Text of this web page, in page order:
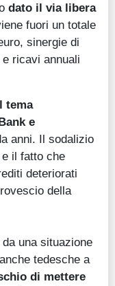
dato il via libera
fuori un totale
sinergie di
ricavi annuali
tema
e
anni. Il sodalizio
il fatto che
deteriorati
della
una situazione
tedesche a
di mettere